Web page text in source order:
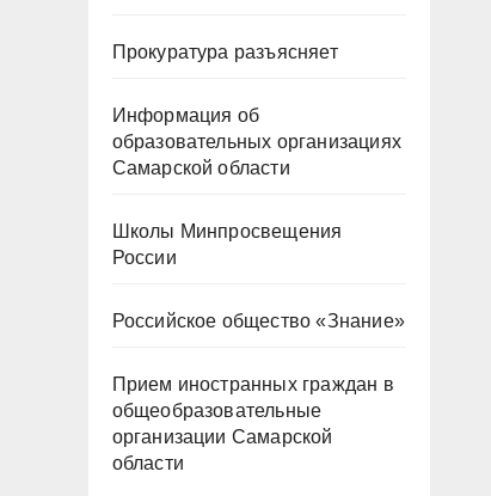
Прокуратура разъясняет
Информация об
образовательных организациях
Самарской области
Школы Минпросвещения
России
Российское общество «Знание»
Прием иностранных граждан в
общеобразовательные
организации Самарской
области